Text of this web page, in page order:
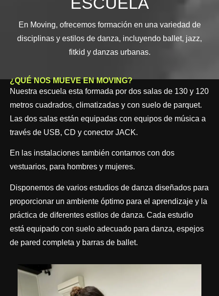
En Moving, ofrecemos formación en una variedad de
disciplinas y estilos de danza, incluyendo ballet, jazz,
fitkid y danzas urbanas.
¿QUÉ NOS MUEVE EN MOVING?
Nuestra escuela esta formada por dos salas de 130 y 120
metros cuadrados, climatizadas y con suelo de parquet.
Las dos salas están equipadas con equipos de música a
través de USB, CD y conector JACK.
En las instalaciones también contamos con dos
vestuarios, para hombres y mujeres.
Disponemos de varios estudios de danza diseñados para
proporcionar un ambiente óptimo para el aprendizaje y la
práctica de diferentes estilos de danza. Cada estudio
está equipado con suelo adecuado para danza, espejos
de pared completa y barras de ballet.